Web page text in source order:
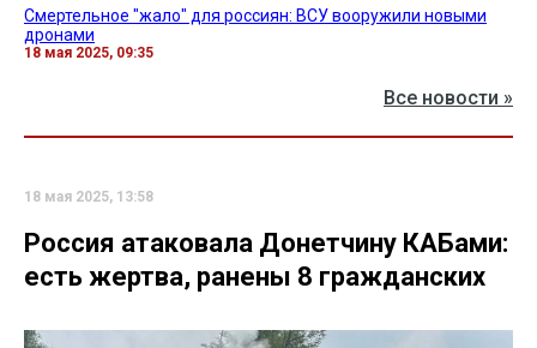
Смертельное "жало" для россиян: ВСУ вооружили новыми
дронами
18 мая 2025, 09:35
Все новости »
18 мая 2025, 13:58
Россия атаковала Донетчину КАБами:
есть жертва, ранены 8 гражданских